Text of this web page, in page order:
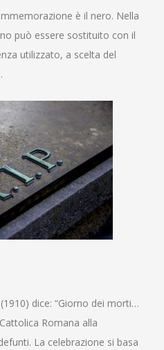
è il nero. Nella
può essere sostituito con il
utilizzato, a scelta del
(1910) dice: “Giorno dei morti…
Romana alla
La celebrazione si basa